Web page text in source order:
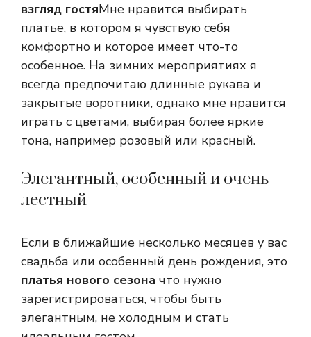
взгляд гостяМне нравится выбирать
платье, в котором я чувствую себя
комфортно и которое имеет что-то
особенное. На зимних мероприятиях я
всегда предпочитаю длинные рукава и
закрытые воротники, однако мне нравится
играть с цветами, выбирая более яркие
тона, например розовый или красный.
Элегантный, особенный и очень
лестный
Если в ближайшие несколько месяцев у вас
свадьба или особенный день рождения, это
платья нового сезона что нужно
зарегистрироваться, чтобы быть
элегантным, не холодным и стать